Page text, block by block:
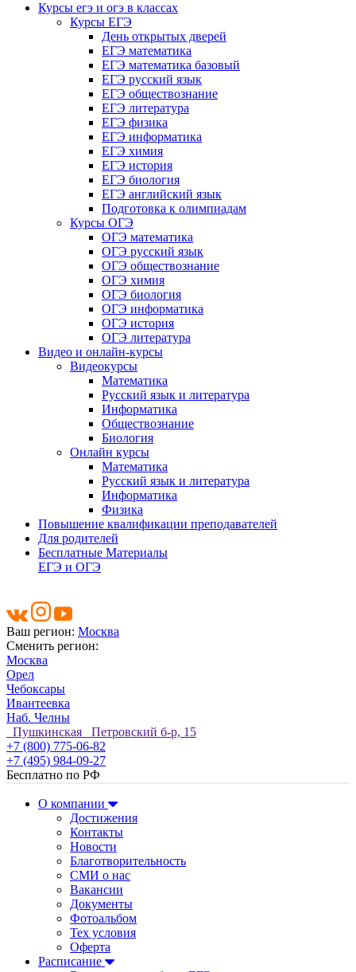
Курсы егэ и огэ в классах
Курсы ЕГЭ
День открытых дверей
ЕГЭ математика
ЕГЭ математика базовый
ЕГЭ русский язык
ЕГЭ обществознание
ЕГЭ литература
ЕГЭ физика
ЕГЭ информатика
ЕГЭ химия
ЕГЭ история
ЕГЭ биология
ЕГЭ английский язык
Подготовка к олимпиадам
Курсы ОГЭ
ОГЭ математика
ОГЭ русский язык
ОГЭ обществознание
ОГЭ химия
ОГЭ биология
ОГЭ информатика
ОГЭ история
ОГЭ литература
Видео и онлайн-курсы
Видеокурсы
Математика
Русский язык и литература
Информатика
Обществознание
Биология
Онлайн курсы
Математика
Русский язык и литература
Информатика
Физика
Повышение квалификации преподавателей
Для родителей
Бесплатные Материалы
ЕГЭ и ОГЭ
Ваш регион: Москва
Сменить регион:
Москва
Орел
Чебоксары
Ивантеевка
Наб. Челны
Пушкинская Петровский б-р, 15
+7 (800) 775-06-82
+7 (495) 984-09-27
Бесплатно по РФ
О компании
Достижения
Контакты
Новости
Благотворительность
СМИ о нас
Вакансии
Документы
Фотоальбом
Тех условия
Оферта
Расписание